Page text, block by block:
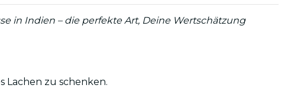
in Indien – die perfekte Art, Deine Wertschätzung
Lachen zu schenken.